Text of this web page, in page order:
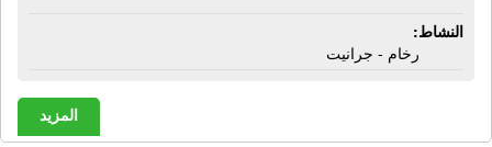
النشاط:
رخام - جرانيت
المزيد